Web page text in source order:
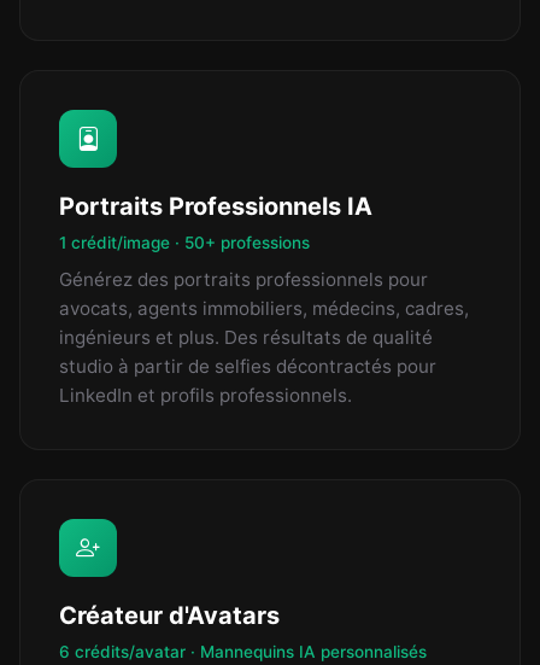
Portraits Professionnels IA
1 crédit/image · 50+ professions
Générez des portraits professionnels pour
avocats, agents immobiliers, médecins, cadres,
ingénieurs et plus. Des résultats de qualité
studio à partir de selfies décontractés pour
LinkedIn et profils professionnels.
Créateur d'Avatars
6 crédits/avatar · Mannequins IA personnalisés